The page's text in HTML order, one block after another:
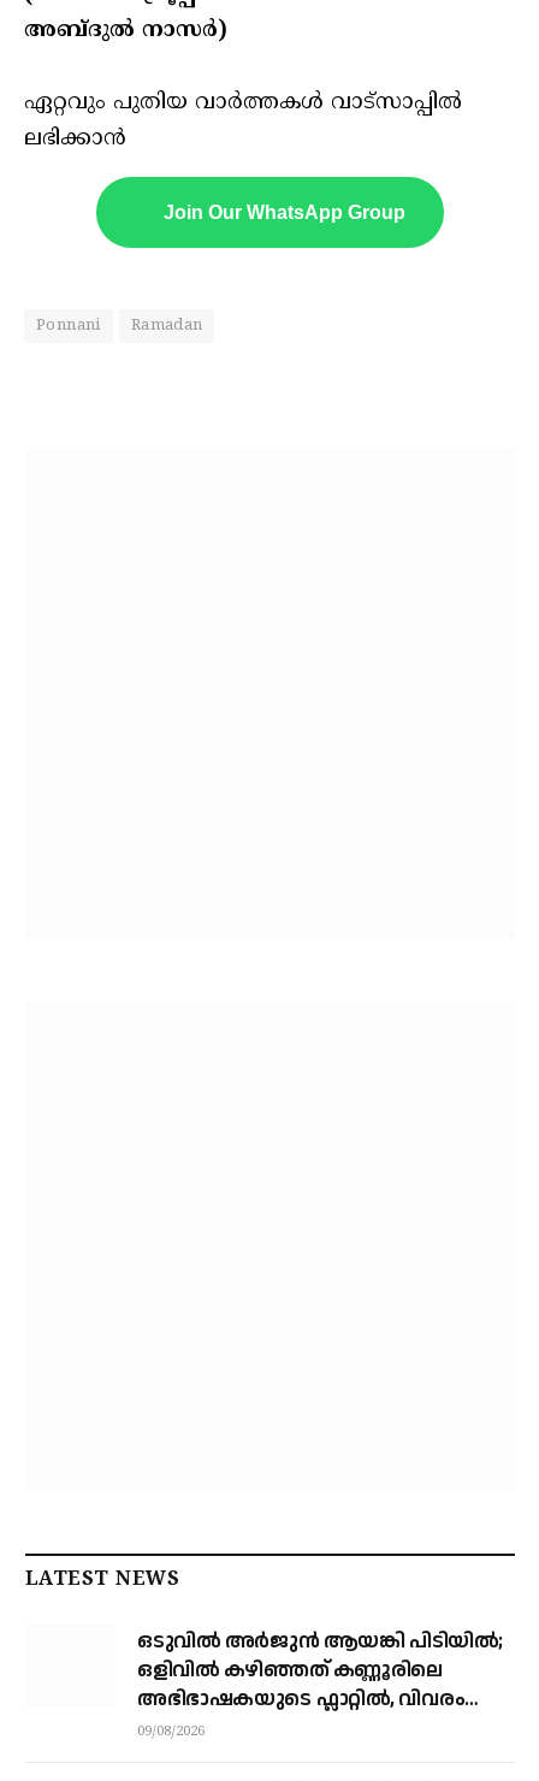
അബ്ദുൽ നാസർ)
ഏറ്റവും പുതിയ വാർത്തകൾ വാട്സാപ്പിൽ
ലഭിക്കാൻ
Join Our WhatsApp Group
Ponnani Ramadan
LATEST NEWS
ഒടുവിൽ അർജുൻ ആയങ്കി പിടിയിൽ;
ഒളിവിൽ കഴിഞ്ഞത് കണ്ണൂരിലെ
അഭിഭാഷകയുടെ ഫ്ലാറ്റിൽ, വിവരം
നൽകിയത് ഓട്ടോ ഡ്രൈവർ
09/08/2026